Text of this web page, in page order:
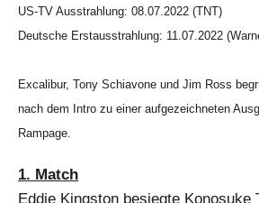
US-TV Ausstrahlung: 08.07.2022 (TNT)
Deutsche Erstausstrahlung: 11.07.2022
Excalibur, Tony Schiavone und Jim Ross
nach dem Intro zu einer aufgezeichneten
Rampage.
1. Match
Eddie Kingston besiegte Konosuke